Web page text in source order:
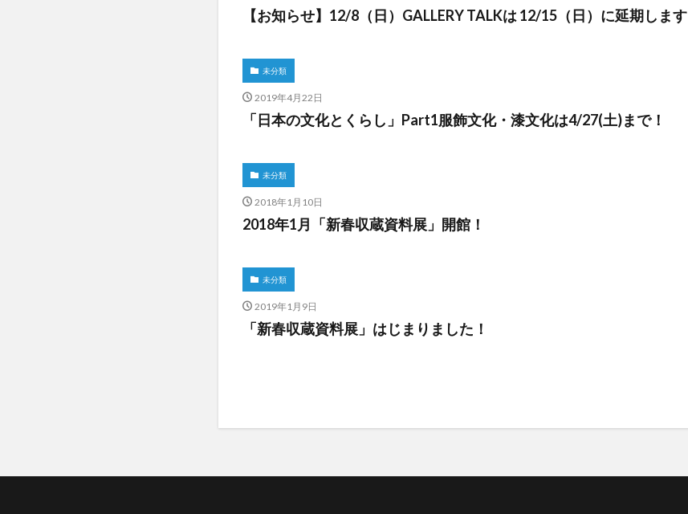
【お知らせ】12/8（日）GALLERY TALKは 12/15（日）に延期します
未分類
2019年4月22日
「日本の文化とくらし」Part1服飾文化・漆文化は4/27(土)まで！
未分類
2018年1月10日
2018年1月「新春収蔵資料展」開館！
未分類
2019年1月9日
「新春収蔵資料展」はじまりました！